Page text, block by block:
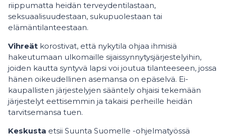
riippumatta heidän terveydentilastaan,
seksuaalisuudestaan, sukupuolestaan tai
elämäntilanteestaan.
Vihreät korostivat, että nykytila ohjaa ihmisiä
hakeutumaan ulkomaille sijaissynnytysjärjestelyihin,
joiden kautta syntyvä lapsi voi joutua tilanteeseen, jossa
hänen oikeudellinen asemansa on epäselvä. Ei-
kaupallisten järjestelyjen sääntely ohjaisi tekemään
järjestelyt eettisemmin ja takaisi perheille heidän
tarvitsemansa tuen.
Keskusta etsii Suunta Suomelle -ohjelmatyössä